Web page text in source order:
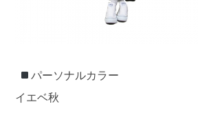
パーソナルカラー
イエベ秋